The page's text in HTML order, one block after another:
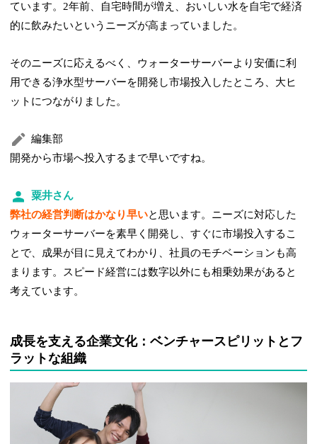
ています。2年前、自宅時間が増え、おいしい水を自宅で経済
的に飲みたいというニーズが高まっていました。
そのニーズに応えるべく、ウォーターサーバーより安価に利
用できる浄水型サーバーを開発し市場投入したところ、大ヒ
ットにつながりました。
編集部
開発から市場へ投入するまで早いですね。
粟井さん
弊社の経営判断はかなり早いと思います。ニーズに対応した
ウォーターサーバーを素早く開発し、すぐに市場投入するこ
とで、成果が目に見えてわかり、社員のモチベーションも高
まります。スピード経営には数字以外にも相乗効果があると
考えています。
成長を支える企業文化：ベンチャースピリットとフ
ラットな組織